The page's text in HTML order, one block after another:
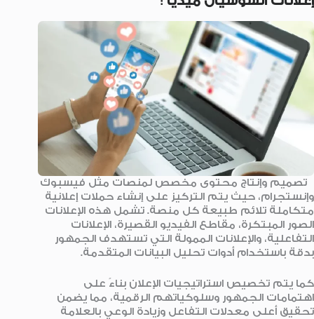
تصميم وإنتاج محتوى مخصص لمنصات مثل فيسبوك
وإنستجرام، حيث يتم التركيز على إنشاء حملات إعلانية
متكاملة تلائم طبيعة كل منصة. تشمل هذه الإعلانات
الصور المبتكرة، مقاطع الفيديو القصيرة، الإعلانات
التفاعلية، والإعلانات الممولة التي تستهدف الجمهور
بدقة باستخدام أدوات تحليل البيانات المتقدمة.
كما يتم تخصيص استراتيجيات الإعلان بناءً على
اهتمامات الجمهور وسلوكياتهم الرقمية، مما يضمن
تحقيق أعلى معدلات التفاعل وزيادة الوعي بالعلامة